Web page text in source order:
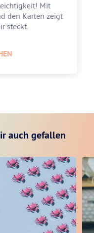
Mit
den Karten zeigt
steckt.
auch gefallen